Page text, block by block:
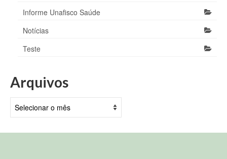
Informe Unafisco Saúde
Notícias
Teste
Arquivos